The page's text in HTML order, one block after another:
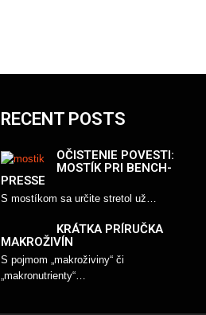
RECENT POSTS
OČISTENIE POVESTI:
MOSTÍK PRI BENCH-
PRESSE
S mostíkom sa určite stretol už…
KRÁTKA PRÍRUČKA
MAKROŽIVÍN
S pojmom „makroživiny“ či
„makronutrienty“…